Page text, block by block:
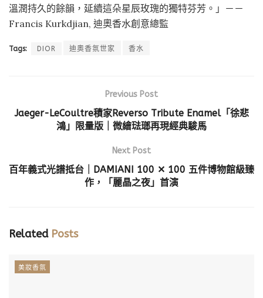
溫潤持久的餘韻，延續這朵星辰玫瑰的獨特芬芳。」－－
Francis Kurkdjian, 迪奧香水創意總監
Tags: DIOR 迪奧香氛世家 香水
Previous Post
Jaeger-LeCoultre積家Reverso Tribute Enamel「徐悲
鴻」限量版｜微繪琺瑯再現經典駿馬
Next Post
百年義式光譜抵台｜DAMIANI 100 ✕ 100 五件博物館級臻
作，「麗晶之夜」首演
RelatedPosts
美妝香氛